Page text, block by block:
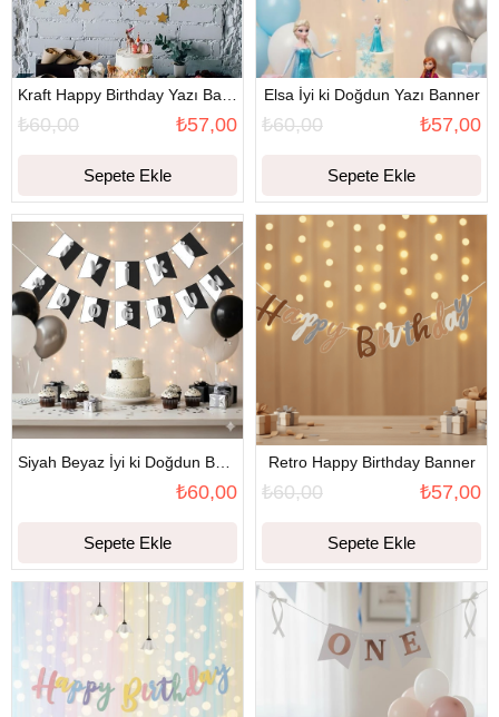
₺57,00
₺60,00
Sepete Ekle
Elsa İyi ki Doğdun Yazı Banner
₺57,00
₺60,00
Sepete Ekle
₺60,00
Sepete Ekle
Retro Happy Birthday Banner
₺57,00
₺60,00
Sepete Ekle